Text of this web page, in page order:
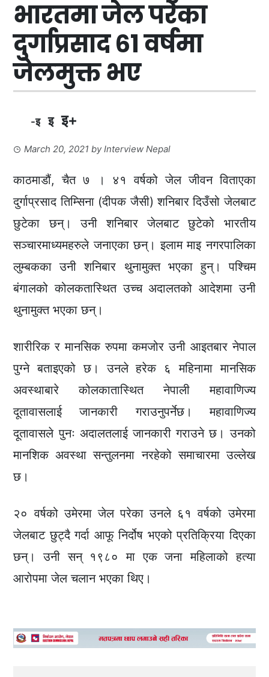
भारतमा जेल परेका
दुर्गाप्रसाद ६१ वर्षमा
जेलमुक्त भए
-इ इ इ+
March 20, 2021 byInterview Nepal
काठमाडौं, चैत ७ । ४१ वर्षको जेल जीवन विताएका
दुर्गाप्रसाद तिम्सिना (दीपक जैसी) शनिबार दिउँसो जेलबाट
छुटेका छन्। उनी शनिबार जेलबाट छुटेको भारतीय
सञ्चारमाध्यमहरुले जनाएका छन्। इलाम माइ नगरपालिका
लुम्बकका उनी शनिबार थुनामुक्त भएका हुन्। पश्चिम
बंगालको कोलकतास्थित उच्च अदालतको आदेशमा उनी
थुनामुक्त भएका छन्।
शारीरिक र मानसिक रुपमा कमजोर उनी आइतबार नेपाल
पुग्ने बताइएको छ। उनले हरेक ६ महिनामा मानसिक
अवस्थाबारे कोलकातास्थित नेपाली महावाणिज्य
दूतावासलाई जानकारी गराउनुपर्नेछ। महावाणिज्य
दूतावासले पुनः अदालतलाई जानकारी गराउने छ। उनको
मानशिक अवस्था सन्तुलनमा नरहेको समाचारमा उल्लेख
छ।
२० वर्षको उमेरमा जेल परेका उनले ६१ वर्षको उमेरमा
जेलबाट छुट्दै गर्दा आफू निर्दोष भएको प्रतिक्रिया दिएका
छन्। उनी सन् १९८० मा एक जना महिलाको हत्या
आरोपमा जेल चलान भएका थिए।